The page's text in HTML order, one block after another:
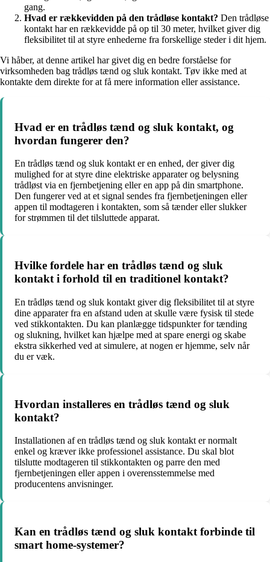
gang.
Hvad er rækkevidden på den trådløse kontakt? Den trådløse
kontakt har en rækkevidde på op til 30 meter, hvilket giver dig
fleksibilitet til at styre enhederne fra forskellige steder i dit hjem.
Vi håber, at denne artikel har givet dig en bedre forståelse for
virksomheden bag trådløs tænd og sluk kontakt. Tøv ikke med at
kontakte dem direkte for at få mere information eller assistance.
Hvad er en trådløs tænd og sluk kontakt, og
hvordan fungerer den?
En trådløs tænd og sluk kontakt er en enhed, der giver dig
mulighed for at styre dine elektriske apparater og belysning
trådløst via en fjernbetjening eller en app på din smartphone.
Den fungerer ved at et signal sendes fra fjernbetjeningen eller
appen til modtageren i kontakten, som så tænder eller slukker
for strømmen til det tilsluttede apparat.
Hvilke fordele har en trådløs tænd og sluk
kontakt i forhold til en traditionel kontakt?
En trådløs tænd og sluk kontakt giver dig fleksibilitet til at styre
dine apparater fra en afstand uden at skulle være fysisk til stede
ved stikkontakten. Du kan planlægge tidspunkter for tænding
og slukning, hvilket kan hjælpe med at spare energi og skabe
ekstra sikkerhed ved at simulere, at nogen er hjemme, selv når
du er væk.
Hvordan installeres en trådløs tænd og sluk
kontakt?
Installationen af en trådløs tænd og sluk kontakt er normalt
enkel og kræver ikke professionel assistance. Du skal blot
tilslutte modtageren til stikkontakten og parre den med
fjernbetjeningen eller appen i overensstemmelse med
producentens anvisninger.
Kan en trådløs tænd og sluk kontakt forbinde til
smart home-systemer?